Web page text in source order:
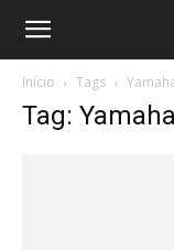
Garagem
Início Tags
Tag: